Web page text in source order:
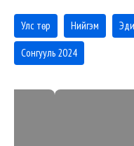
Улс төр Нийгэм
Сонгууль 2024